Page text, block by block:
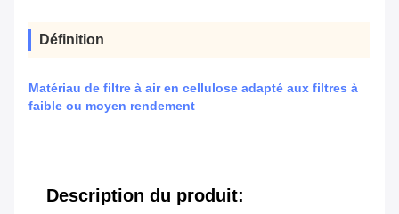
Définition
Matériau de filtre à air en cellulose adapté aux filtres à
faible ou moyen rendement
Description du produit: